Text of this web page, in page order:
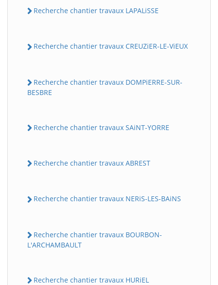
Recherche chantier travaux LAPALiSSE
Recherche chantier travaux CREUZiER-LE-ViEUX
Recherche chantier travaux DOMPiERRE-SUR-
BESBRE
Recherche chantier travaux SAiNT-YORRE
Recherche chantier travaux ABREST
Recherche chantier travaux NERiS-LES-BAiNS
Recherche chantier travaux BOURBON-
L'ARCHAMBAULT
Recherche chantier travaux HURiEL